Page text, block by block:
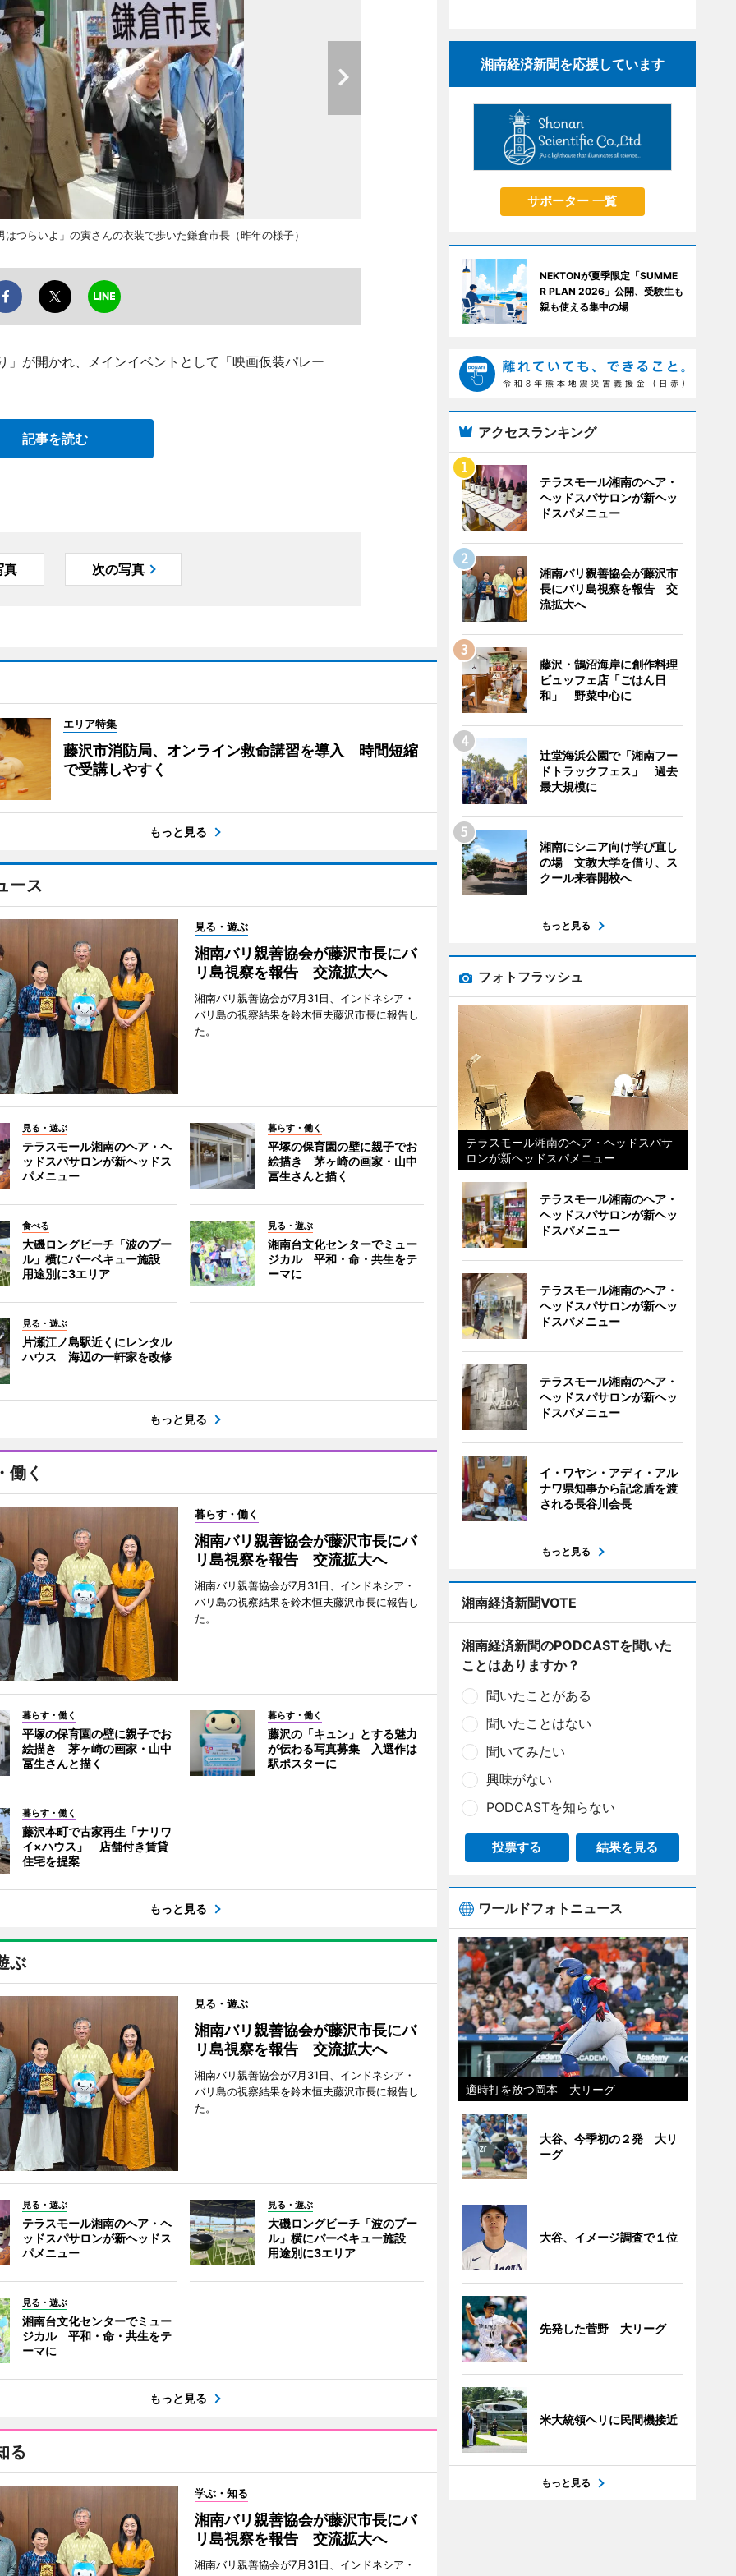
つらいよ」の寅さんの衣装で歩いた鎌倉市長（昨年の様子）
が開かれ、メインイベントとして「映画仮装パレー
記事を読む
真 次の写真
エリア特集
藤沢市消防局、オンライン救命講習を導入 時間短縮
で受講しやすく
もっと見る
ース
見る・遊ぶ
湘南バリ親善協会が藤沢市長にバ
リ島視察を報告 交流拡大へ
湘南バリ親善協会が7月31日、インドネシア・
バリ島の視察結果を鈴木恒夫藤沢市長に報告し
た。
見る・遊ぶ
テラスモール湘南のヘア・ヘ
ッドスパサロンが新ヘッドス
パメニュー
暮らす・働く
平塚の保育園の壁に親子でお
絵描き 茅ヶ崎の画家・山中
冨生さんと描く
食べる
大磯ロングビーチ「波のプー
ル」横にバーベキュー施設
用途別に3エリア
見る・遊ぶ
湘南台文化センターでミュー
ジカル 平和・命・共生をテ
ーマに
見る・遊ぶ
片瀬江ノ島駅近くにレンタル
ハウス 海辺の一軒家を改修
もっと見る
働く
暮らす・働く
湘南バリ親善協会が藤沢市長にバ
リ島視察を報告 交流拡大へ
湘南バリ親善協会が7月31日、インドネシア・
バリ島の視察結果を鈴木恒夫藤沢市長に報告し
た。
暮らす・働く
平塚の保育園の壁に親子でお
絵描き 茅ヶ崎の画家・山中
冨生さんと描く
暮らす・働く
藤沢の「キュン」とする魅力
が伝わる写真募集 入選作は
駅ポスターに
暮らす・働く
藤沢本町で古家再生「ナリワ
イ×ハウス」 店舗付き賃貸
住宅を提案
もっと見る
ぶ
見る・遊ぶ
湘南バリ親善協会が藤沢市長にバ
リ島視察を報告 交流拡大へ
湘南バリ親善協会が7月31日、インドネシア・
バリ島の視察結果を鈴木恒夫藤沢市長に報告し
た。
見る・遊ぶ
テラスモール湘南のヘア・ヘ
ッドスパサロンが新ヘッドス
パメニュー
見る・遊ぶ
大磯ロングビーチ「波のプー
ル」横にバーベキュー施設
用途別に3エリア
見る・遊ぶ
湘南台文化センターでミュー
ジカル 平和・命・共生をテ
ーマに
もっと見る
る
学ぶ・知る
湘南バリ親善協会が藤沢市長にバ
リ島視察を報告 交流拡大へ
湘南バリ親善協会が7月31日、インドネシア・
湘南経済新聞を応援しています
サポーター 一覧
NEKTONが夏季限定「SUMME
R PLAN 2026」公開、受験生も
親も使える集中の場
アクセスランキング
テラスモール湘南のヘア・
ヘッドスパサロンが新ヘッ
ドスパメニュー
湘南バリ親善協会が藤沢市
長にバリ島視察を報告 交
流拡大へ
藤沢・鵠沼海岸に創作料理
ビュッフェ店「ごはん日
和」 野菜中心に
辻堂海浜公園で「湘南フー
ドトラックフェス」 過去
最大規模に
湘南にシニア向け学び直し
の場 文教大学を借り、ス
クール来春開校へ
もっと見る
フォトフラッシュ
テラスモール湘南のヘア・ヘッドスパサ
ロンが新ヘッドスパメニュー
テラスモール湘南のヘア・
ヘッドスパサロンが新ヘッ
ドスパメニュー
テラスモール湘南のヘア・
ヘッドスパサロンが新ヘッ
ドスパメニュー
テラスモール湘南のヘア・
ヘッドスパサロンが新ヘッ
ドスパメニュー
イ・ワヤン・アディ・アル
ナワ県知事から記念盾を渡
される長谷川会長
もっと見る
湘南経済新聞VOTE
湘南経済新聞のPODCASTを聞いた
ことはありますか？
聞いたことがある
聞いたことはない
聞いてみたい
興味がない
PODCASTを知らない
投票する 結果を見る
ワールドフォトニュース
適時打を放つ岡本 大リーグ
大谷、今季初の２発 大リ
ーグ
大谷、イメージ調査で１位
先発した菅野 大リーグ
米大統領ヘリに民間機接近
もっと見る